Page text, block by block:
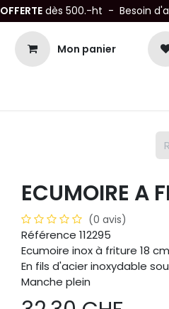
OFFERTE dès 500.-ht - Besoin
Mon panier
ECUMOIRE A
(0 avis)
Référence 112295
Ecumoire inox à friture 18 cm
En fils d'acier inoxydable
Manche plein